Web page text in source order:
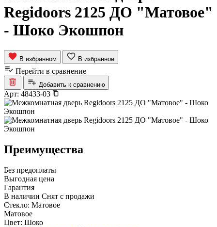
Regidoors 2125 ДО "Матовое"
- Шоко Экошпон
В избранном В избранное
Перейти в сравнение
Добавить к сравнению
Арт: 48433-03
Преимущества
Без предоплаты
Выгодная цена
Гарантия
В наличии Снят с продажи
Стекло: Матовое
Матовое
Цвет: Шоко